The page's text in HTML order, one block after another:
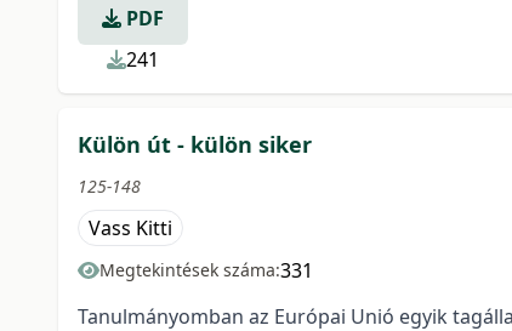
PDF
241
Külön út - külön siker
125-148
Vass Kitti
Megtekintések száma:331
Tanulmányomban az Európai Unió egyik